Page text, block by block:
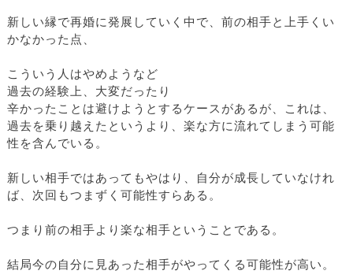
新しい縁で再婚に発展していく中で、前の相手と上手くい
かなかった点、
こういう人はやめようなど
過去の経験上、大変だったり
辛かったことは避けようとするケースがあるが、これは、
過去を乗り越えたというより、楽な方に流れてしまう可能
性を含んでいる。
新しい相手ではあってもやはり、自分が成長していなけれ
ば、次回もつまずく可能性すらある。
つまり前の相手より楽な相手ということである。
結局今の自分に見あった相手がやってくる可能性が高い。